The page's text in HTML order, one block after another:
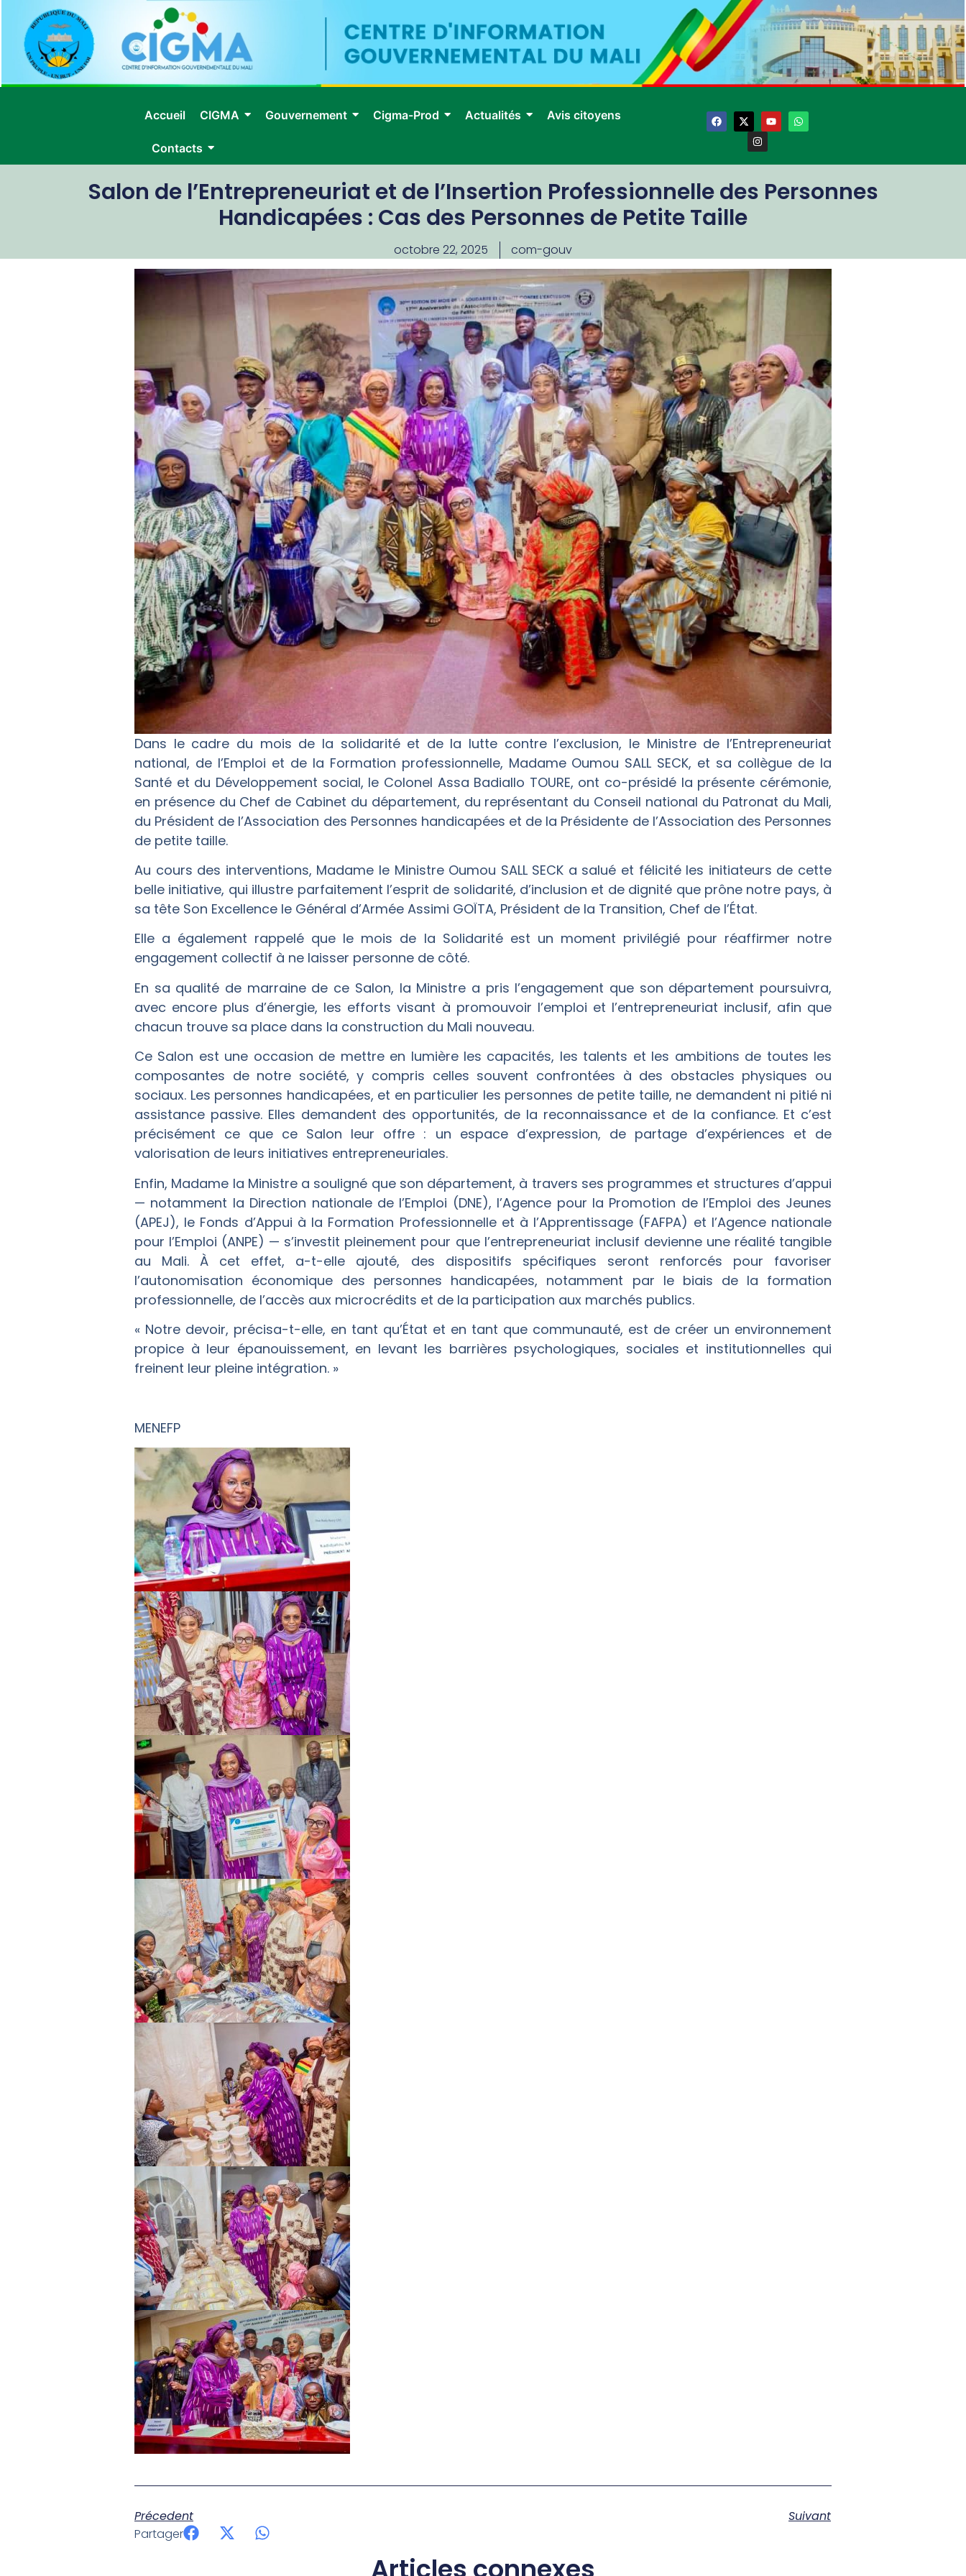
Accueil CIGMA Gouvernement Cigma-Prod Actualités Avis citoyens
Contacts
Salon de l’Entrepreneuriat et de l’Insertion Professionnelle des Personnes
Handicapées : Cas des Personnes de Petite Taille
octobre 22, 2025 com-gouv
Dans le cadre du mois de la solidarité et de la lutte contre l’exclusion, le Ministre de l’Entrepreneuriat
national, de l’Emploi et de la Formation professionnelle, Madame Oumou SALL SECK, et sa collègue de la
Santé et du Développement social, le Colonel Assa Badiallo TOURE, ont co-présidé la présente cérémonie,
en présence du Chef de Cabinet du département, du représentant du Conseil national du Patronat du Mali,
du Président de l’Association des Personnes handicapées et de la Présidente de l’Association des Personnes
de petite taille.
Au cours des interventions, Madame le Ministre Oumou SALL SECK a salué et félicité les initiateurs de cette
belle initiative, qui illustre parfaitement l’esprit de solidarité, d’inclusion et de dignité que prône notre pays, à
sa tête Son Excellence le Général d’Armée Assimi GOÏTA, Président de la Transition, Chef de l’État.
Elle a également rappelé que le mois de la Solidarité est un moment privilégié pour réaffirmer notre
engagement collectif à ne laisser personne de côté.
En sa qualité de marraine de ce Salon, la Ministre a pris l’engagement que son département poursuivra,
avec encore plus d’énergie, les efforts visant à promouvoir l’emploi et l’entrepreneuriat inclusif, afin que
chacun trouve sa place dans la construction du Mali nouveau.
Ce Salon est une occasion de mettre en lumière les capacités, les talents et les ambitions de toutes les
composantes de notre société, y compris celles souvent confrontées à des obstacles physiques ou
sociaux. Les personnes handicapées, et en particulier les personnes de petite taille, ne demandent ni pitié ni
assistance passive. Elles demandent des opportunités, de la reconnaissance et de la confiance. Et c’est
précisément ce que ce Salon leur offre : un espace d’expression, de partage d’expériences et de
valorisation de leurs initiatives entrepreneuriales.
Enfin, Madame la Ministre a souligné que son département, à travers ses programmes et structures d’appui
— notamment la Direction nationale de l’Emploi (DNE), l’Agence pour la Promotion de l’Emploi des Jeunes
(APEJ), le Fonds d’Appui à la Formation Professionnelle et à l’Apprentissage (FAFPA) et l’Agence nationale
pour l’Emploi (ANPE) — s’investit pleinement pour que l’entrepreneuriat inclusif devienne une réalité tangible
au Mali. À cet effet, a-t-elle ajouté, des dispositifs spécifiques seront renforcés pour favoriser
l’autonomisation économique des personnes handicapées, notamment par le biais de la formation
professionnelle, de l’accès aux microcrédits et de la participation aux marchés publics.
« Notre devoir, précisa-t-elle, en tant qu’État et en tant que communauté, est de créer un environnement
propice à leur épanouissement, en levant les barrières psychologiques, sociales et institutionnelles qui
freinent leur pleine intégration. »
MENEFP
Précedent
Suivant
Partager